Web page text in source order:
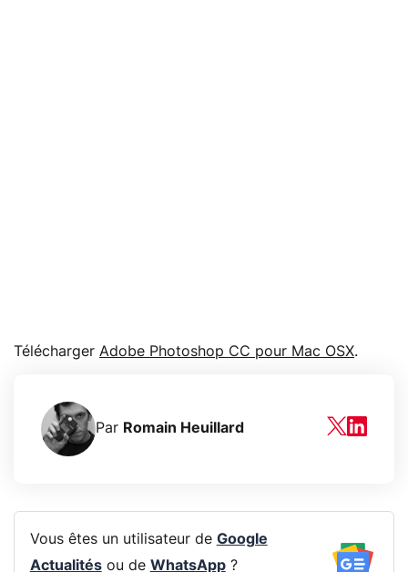
Télécharger Adobe Photoshop CC pour Mac OSX.
Par Romain Heuillard
Vous êtes un utilisateur de Google
Actualitésou de WhatsApp?